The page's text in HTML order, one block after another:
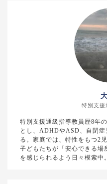
特別支援
特別支援通級指導教員歴8年
とし、ADHDやASD、自閉
る。家庭では、特性をもつ2
子どもたちが「安心できる場
を感じられるよう日々模索中